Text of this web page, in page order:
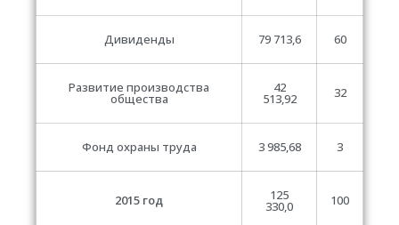
Дивиденды 79 713,6 60
Развитие производства
общества
42
513,92 32
Фонд охраны труда 3 985,68 3
2015 год 125
330,0 100